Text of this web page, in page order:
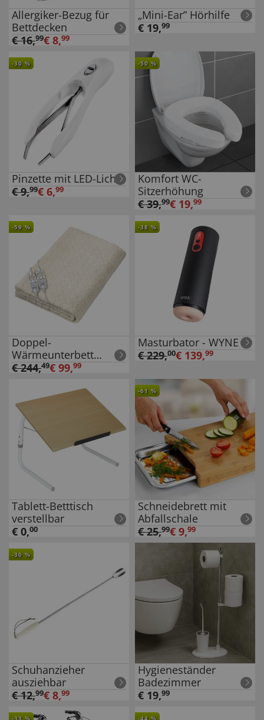
Allergiker-Bezug für
Bettdecken
€16,99€ 8,99
„Mini-Ear” Hörhilfe
€ 19,99
-30 %
Pinzette mit LED-Licht
€9,99€ 6,99
-50 %
Komfort WC-
Sitzerhöhung
€39,99€ 19,99
-59 %
Doppel-
Wärmeunterbett
Teddy
€244,49€ 99,99
-38 %
Masturbator - WYNE
€229,00€ 139,99
Tablett-Betttisch
verstellbar
€ 0,00
-61 %
Schneidebrett mit
Abfallschale
€25,99€ 9,99
-30 %
Schuhanzieher
ausziehbar
€12,99€ 8,99
Hygieneständer
Badezimmer
€ 19,99
-33 % -44 %